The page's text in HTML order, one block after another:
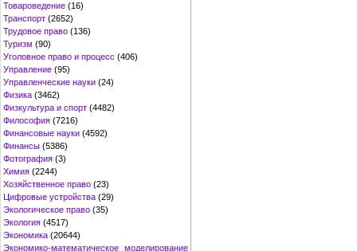
Товароведение (16)
Транспорт (2652)
Трудовое право (136)
Туризм (90)
Уголовное право и процесс (406)
Управление (95)
Управленческие науки (24)
Физика (3462)
Физкультура и спорт (4482)
Философия (7216)
Финансовые науки (4592)
Финансы (5386)
Фотография (3)
Химия (2244)
Хозяйственное право (23)
Цифровые устройства (29)
Экологическое право (35)
Экология (4517)
Экономика (20644)
Экономико-математическое моделирование